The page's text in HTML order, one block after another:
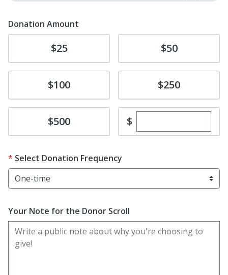
Donation Amount
$25 $50
Donate$100 Donate$250
Donate$500 $Enter custom
Select Donation Frequency
Your Note for the Donor Scroll